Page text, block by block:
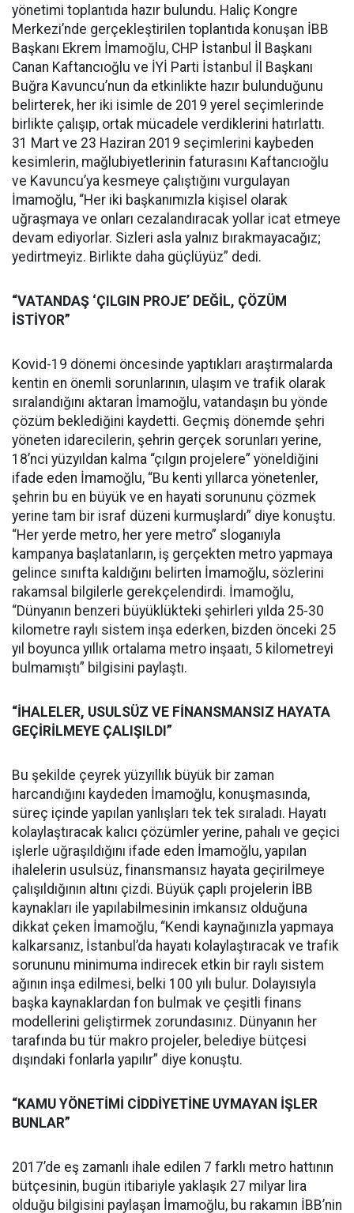
yönetimi toplantıda hazır bulundu. Haliç Kongre
Merkezi’nde gerçekleştirilen toplantıda konuşan İBB
Başkanı Ekrem İmamoğlu, CHP İstanbul İl Başkanı
Canan Kaftancıoğlu ve İYİ Parti İstanbul İl Başkanı
Buğra Kavuncu’nun da etkinlikte hazır bulunduğunu
belirterek, her iki isimle de 2019 yerel seçimlerinde
birlikte çalışıp, ortak mücadele verdiklerini hatırlattı.
31 Mart ve 23 Haziran 2019 seçimlerini kaybeden
kesimlerin, mağlubiyetlerinin faturasını Kaftancıoğlu
ve Kavuncu’ya kesmeye çalıştığını vurgulayan
İmamoğlu, “Her iki başkanımızla kişisel olarak
uğraşmaya ve onları cezalandıracak yollar icat etmeye
devam ediyorlar. Sizleri asla yalnız bırakmayacağız;
yedirtmeyiz. Birlikte daha güçlüyüz” dedi.
“VATANDAŞ ‘ÇILGIN PROJE’ DEĞİL, ÇÖZÜM
İSTİYOR”
Kovid-19 dönemi öncesinde yaptıkları araştırmalarda
kentin en önemli sorunlarının, ulaşım ve trafik olarak
sıralandığını aktaran İmamoğlu, vatandaşın bu yönde
çözüm beklediğini kaydetti. Geçmiş dönemde şehri
yöneten idarecilerin, şehrin gerçek sorunları yerine,
18’nci yüzyıldan kalma “çılgın projelere” yöneldiğini
ifade eden İmamoğlu, “Bu kenti yıllarca yönetenler,
şehrin bu en büyük ve en hayati sorununu çözmek
yerine tam bir israf düzeni kurmuşlardı” diye konuştu.
“Her yerde metro, her yere metro” sloganıyla
kampanya başlatanların, iş gerçekten metro yapmaya
gelince sınıfta kaldığını belirten İmamoğlu, sözlerini
rakamsal bilgilerle gerekçelendirdi. İmamoğlu,
“Dünyanın benzeri büyüklükteki şehirleri yılda 25-30
kilometre raylı sistem inşa ederken, bizden önceki 25
yıl boyunca yıllık ortalama metro inşaatı, 5 kilometreyi
bulmamıştı” bilgisini paylaştı.
“İHALELER, USULSÜZ VE FİNANSMANSIZ HAYATA
GEÇİRİLMEYE ÇALIŞILDI”
Bu şekilde çeyrek yüzyıllık büyük bir zaman
harcandığını kaydeden İmamoğlu, konuşmasında,
süreç içinde yapılan yanlışları tek tek sıraladı. Hayatı
kolaylaştıracak kalıcı çözümler yerine, pahalı ve geçici
işlerle uğraşıldığını ifade eden İmamoğlu, yapılan
ihalelerin usulsüz, finansmansız hayata geçirilmeye
çalışıldığının altını çizdi. Büyük çaplı projelerin İBB
kaynakları ile yapılabilmesinin imkansız olduğuna
dikkat çeken İmamoğlu, “Kendi kaynağınızla yapmaya
kalkarsanız, İstanbul’da hayatı kolaylaştıracak ve trafik
sorununu minimuma indirecek etkin bir raylı sistem
ağının inşa edilmesi, belki 100 yılı bulur. Dolayısıyla
başka kaynaklardan fon bulmak ve çeşitli finans
modellerini geliştirmek zorundasınız. Dünyanın her
tarafında bu tür makro projeler, belediye bütçesi
dışındaki fonlarla yapılır” diye konuştu.
“KAMU YÖNETİMİ CİDDİYETİNE UYMAYAN İŞLER
BUNLAR”
2017’de eş zamanlı ihale edilen 7 farklı metro hattının
bütçesinin, bugün itibariyle yaklaşık 27 milyar lira
olduğu bilgisini paylaşan İmamoğlu, bu rakamın İBB’nin